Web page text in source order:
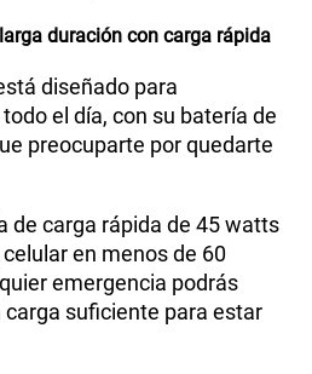
duración con carga rápida
diseñado para
el día, con su batería de
preocuparte por quedarte
de carga rápida de 45 watts
en menos de 60
emergencia podrás
suficiente para estar